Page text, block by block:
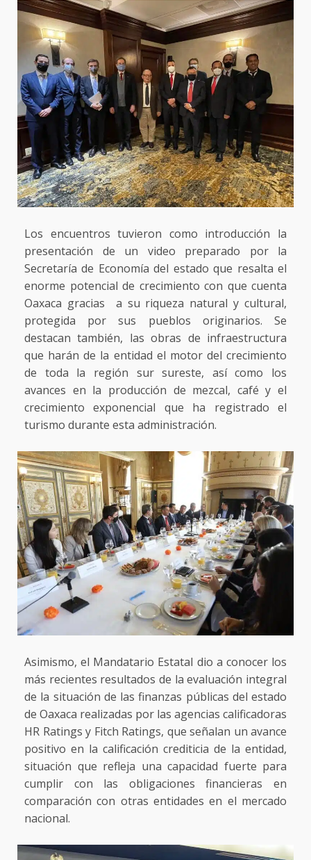
Los encuentros tuvieron como introducción la
presentación de un video preparado por la
Secretaría de Economía del estado que resalta el
enorme potencial de crecimiento con que cuenta
Oaxaca gracias a su riqueza natural y cultural,
protegida por sus pueblos originarios. Se
destacan también, las obras de infraestructura
que harán de la entidad el motor del crecimiento
de toda la región sur sureste, así como los
avances en la producción de mezcal, café y el
crecimiento exponencial que ha registrado el
turismo durante esta administración.
Asimismo, el Mandatario Estatal dio a conocer los
más recientes resultados de la evaluación integral
de la situación de las finanzas públicas del estado
de Oaxaca realizadas por las agencias calificadoras
HR Ratings y Fitch Ratings, que señalan un avance
positivo en la calificación crediticia de la entidad,
situación que refleja una capacidad fuerte para
cumplir con las obligaciones financieras en
comparación con otras entidades en el mercado
nacional.